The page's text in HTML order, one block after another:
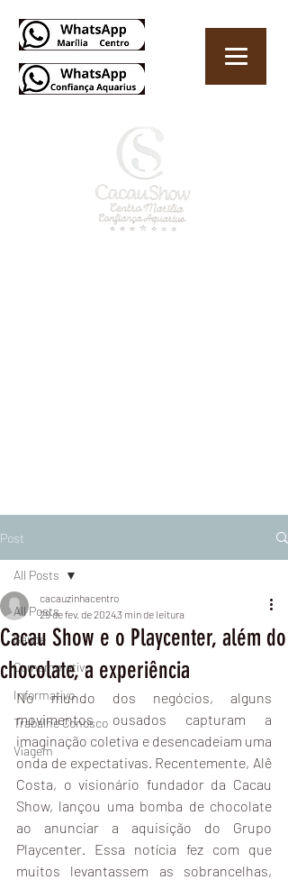
Post
All Posts
Saúde
Comemorativo
Informativo
Trabalhe Conosco
Viagem
All Posts
Cacau Show e o Playcenter, além do
chocolate, a experiência
cacauzinhacentro
29 de fev. de 20243 min de leitura
No mundo dos negócios, alguns
movimentos ousados capturam a
imaginação coletiva e desencadeiam uma
onda de expectativas. Recentemente, Alê
Costa, o visionário fundador da Cacau
Show, lançou uma bomba de chocolate
ao anunciar a aquisição do Grupo
Playcenter. Essa notícia fez com que
muitos levantassem as sobrancelhas,